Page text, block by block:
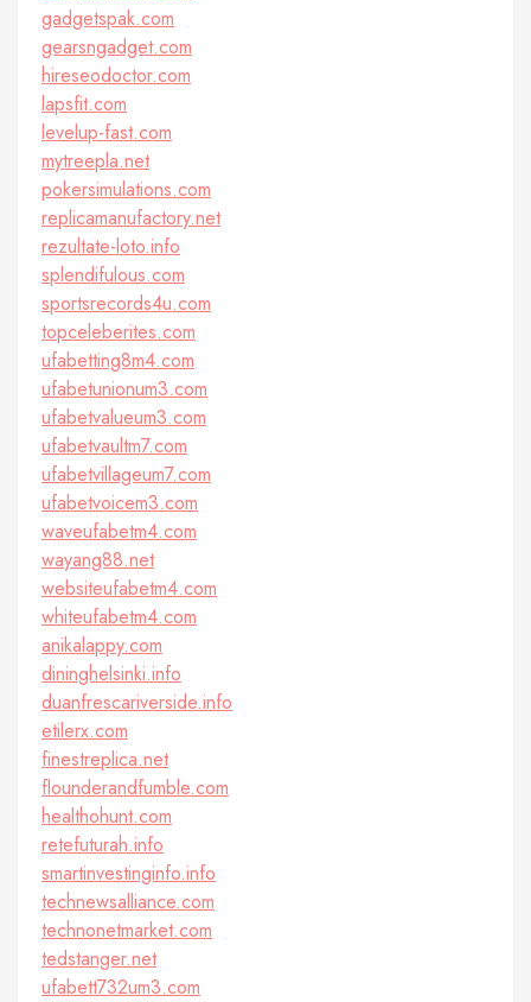
gadgetspak.com
gearsngadget.com
hireseodoctor.com
lapsfit.com
levelup-fast.com
mytreepla.net
pokersimulations.com
replicamanufactory.net
rezultate-loto.info
splendifulous.com
sportsrecords4u.com
topceleberites.com
ufabetting8m4.com
ufabetunionum3.com
ufabetvalueum3.com
ufabetvaultm7.com
ufabetvillageum7.com
ufabetvoicem3.com
waveufabetm4.com
wayang88.net
websiteufabetm4.com
whiteufabetm4.com
anikalappy.com
dininghelsinki.info
duanfrescariverside.info
etilerx.com
finestreplica.net
flounderandfumble.com
healthohunt.com
retefuturah.info
smartinvestinginfo.info
technewsalliance.com
technonetmarket.com
tedstanger.net
ufabett732um3.com